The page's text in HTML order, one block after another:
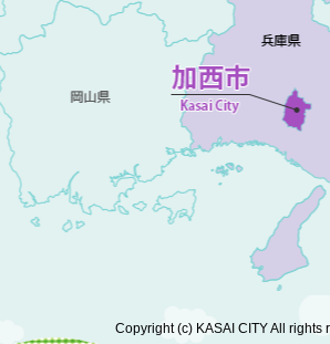
Copyright (c) KASAI CITY All rights